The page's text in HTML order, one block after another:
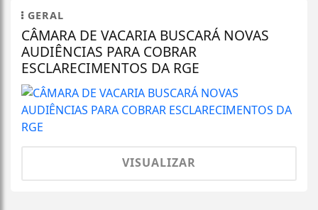
GERAL
CÂMARA DE VACARIA BUSCARÁ NOVAS
AUDIÊNCIAS PARA COBRAR
ESCLARECIMENTOS DA RGE
VISUALIZAR